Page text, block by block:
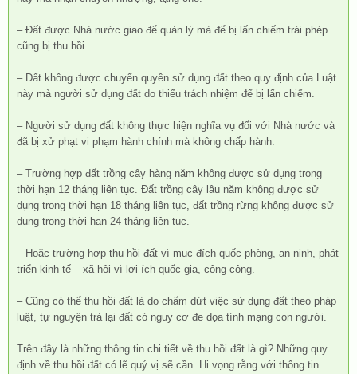
– Đất được Nhà nước giao để quản lý mà để bị lấn chiếm trái phép
cũng bị thu hồi.
– Đất không được chuyển quyền sử dụng đất theo quy định của Luật
này mà người sử dụng đất do thiếu trách nhiệm để bị lấn chiếm.
– Người sử dụng đất không thực hiện nghĩa vụ đối với Nhà nước và
đã bị xử phạt vi phạm hành chính mà không chấp hành.
– Trường hợp đất trồng cây hàng năm không được sử dụng trong
thời hạn 12 tháng liên tục. Đất trồng cây lâu năm không được sử
dụng trong thời hạn 18 tháng liên tục, đất trồng rừng không được sử
dụng trong thời hạn 24 tháng liên tục.
– Hoặc trường hợp thu hồi đất vì mục đích quốc phòng, an ninh, phát
triển kinh tế – xã hội vì lợi ích quốc gia, công cộng.
– Cũng có thể thu hồi đất là do chấm dứt việc sử dụng đất theo pháp
luật, tự nguyện trả lại đất có nguy cơ đe dọa tính mạng con người.
Trên đây là những thông tin chi tiết về thu hồi đất là gì? Những quy
định về thu hồi đất có lẽ quý vị sẽ cần. Hi vọng rằng với thông tin